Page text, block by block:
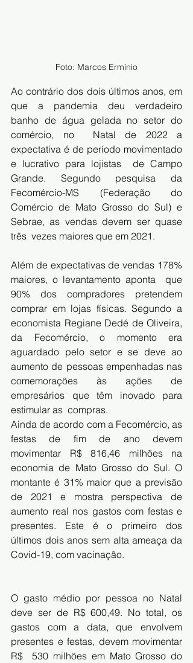
Foto: Marcos Ermínio
Ao contrário dos dois últimos anos, em
que a pandemia deu verdadeiro
banho de água gelada no setor do
comércio, no  Natal de 2022 a
expectativa é de período movimentado
e lucrativo para lojistas
  de Campo
Grande. Segundo pesquisa da
Fecomércio-MS (Federação do
Comércio de Mato Grosso do Sul) e
Sebrae, as vendas devem ser quase
três  vezes maiores que em 2021.
Além de expectativas de vendas 178%
maiores, o levantamento aponta  que
90% dos compradores pretendem
comprar em lojas físicas. Segundo a
economista Regiane Dedé de Oliveira,
da Fecomércio, o momento era
aguardado pelo setor e se deve ao
aumento de pessoas empenhadas nas
comemorações às ações de
empresários que têm inovado para
estimular as  compras.
Ainda de acordo com a Fecomércio, as
festas de fim de ano devem
movimentar R$ 816,46 milhões na
economia de Mato Grosso do Sul. O
montante é 31% maior que a previsão
de 2021 e mostra perspectiva de
aumento real nos gastos com festas e
presentes. Este é o primeiro dos
últimos dois anos sem alta ameaça da
Covid-19, com vacinação.
O gasto médio por pessoa no Natal
deve ser de R$ 600,49. No total, os
gastos com a data, que envolvem
presentes e festas, devem movimentar
R$  530 milhões em Mato Grosso do